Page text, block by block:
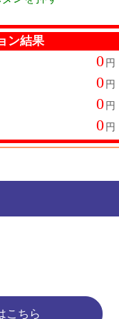
ン結果
円
円
円
円
こちら